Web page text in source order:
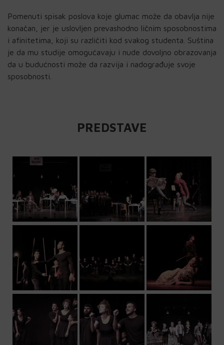
Pomenuti spisak poslova koje glumac može da obavlja nije
konačan, jer je uslovljen prevashodno ličnim sposobnostima
i afinitetima, koji su različiti kod svakog studenta. Suština
je da mu studije omogućavaju i nude dovoljno obrazovanja
da u budućnosti može da razvija i nadograđuje svoje
sposobnosti.
PREDSTAVE